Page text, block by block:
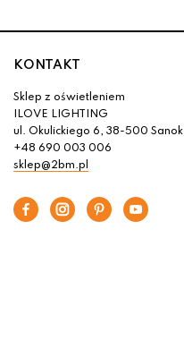
KONTAKT
Sklep z oświetleniem
ILOVE LIGHTING
ul. Okulickiego 6, 38-500 Sanok
+48 690 003 006
sklep@2bm.pl